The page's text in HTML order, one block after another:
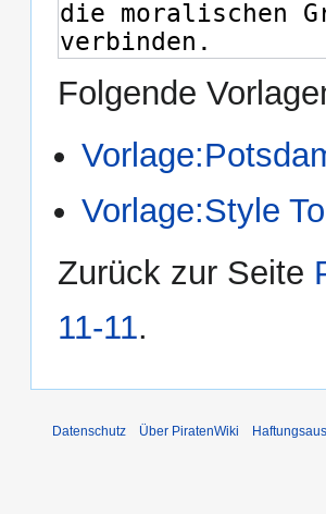
Folgende
Vorlage:Style
Zurück zur Seite
11-11.
Datenschutz Über PiratenWiki